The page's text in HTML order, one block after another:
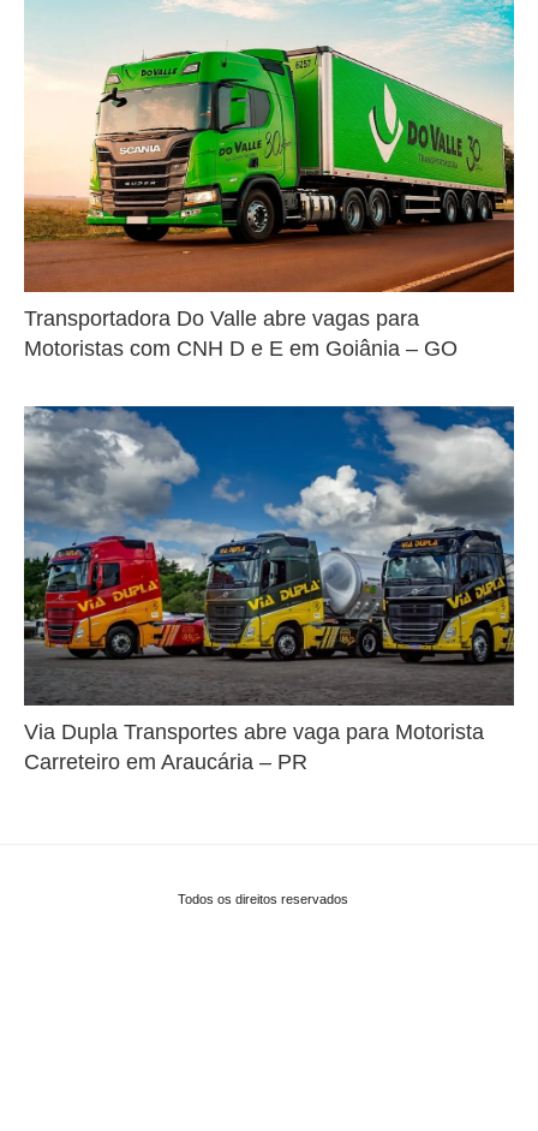
Transportadora Do Valle abre vagas para
Motoristas com CNH D e E em Goiânia – GO
Via Dupla Transportes abre vaga para Motorista
Carreteiro em Araucária – PR
Todos os direitos reservados